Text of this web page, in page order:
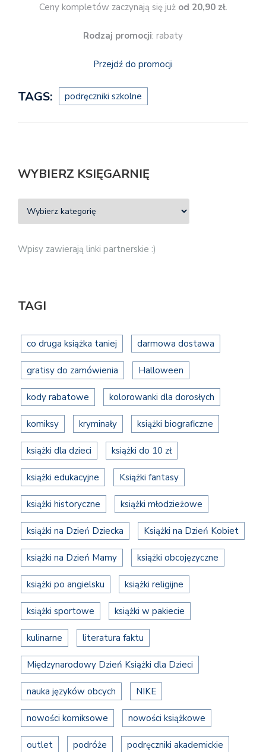
Ceny kompletów zaczynają się jużod 20,90 zł.
Rodzaj promocji: rabaty
Przejdź do promocji
TAGS: podręczniki szkolne
WYBIERZ KSIĘGARNIĘ
Wpisy zawierają linki partnerskie :)
TAGI
co druga książka taniej darmowa dostawa
gratisy do zamówienia Halloween
kody rabatowe kolorowanki dla dorosłych
komiksy kryminały książki biograficzne
książki dla dzieci książki do 10 zł
książki edukacyjne Książki fantasy
książki historyczne książki młodzieżowe
książki na Dzień Dziecka Książki na Dzień Kobiet
książki na Dzień Mamy książki obcojęzyczne
książki po angielsku książki religijne
książki sportowe książki w pakiecie
kulinarne literatura faktu
Międzynarodowy Dzień Książki dla Dzieci
nauka języków obcych NIKE
nowości komiksowe nowości książkowe
outlet podróże podręczniki akademickie